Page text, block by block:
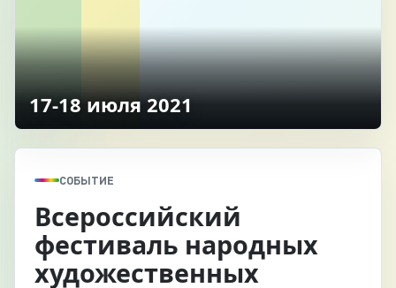
17-18 июля 2021
СОБЫТИЕ
Всероссийский
фестиваль народных
художественных